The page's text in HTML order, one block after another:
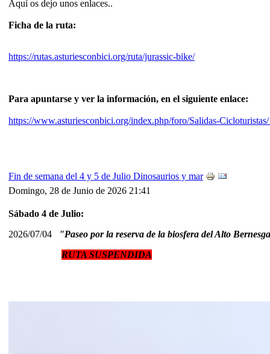
Aquí os dejo unos enlaces..
Ficha de la ruta:
https://rutas.asturiesconbici.org/ruta/jurassic-bike/
Para apuntarse y ver la información, en el siguiente enlace:
https://www.asturiesconbici.org/index.php/foro/Salidas-
Fin de semana del 4 y 5 de Julio Dinosaurios y mar
Domingo, 28 de Junio de 2026 21:41
Sábado 4 de Julio:
2026/07/04
"Paseo por la reserva de la biosfera del Alto
RUTA SUSPENDIDA